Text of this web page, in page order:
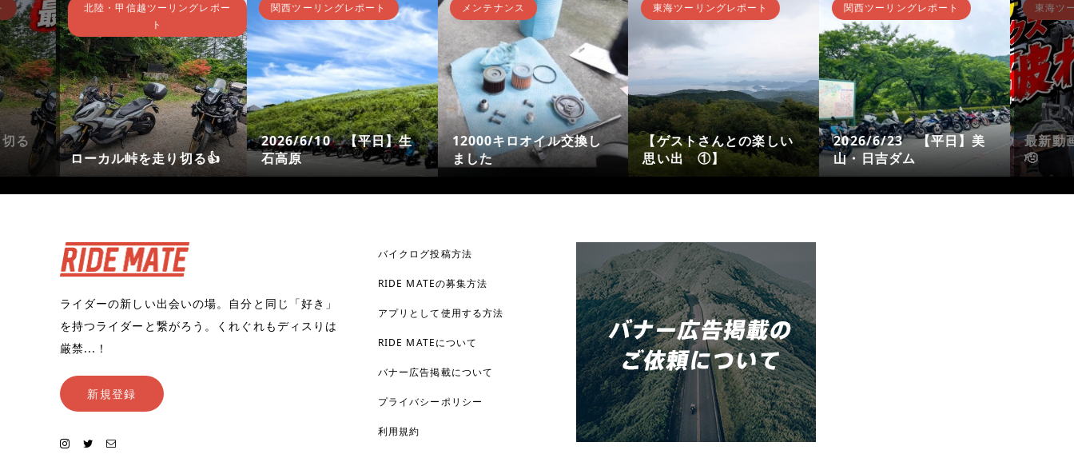
】生
メンテナンス
12000キロオイル交換し
ました
東海ツーリングレポート
【ゲストさんとの楽しい
思い出 ①】
関西ツーリングレポート
2026/6/23 【平日】美
山・日吉ダム
東海ツーリングレポート
最新動画と公開しました
🫡
関東ツーリングレポート
『初・初尽くしで…😁』
関西ツ
2026/
峰高原
ライダーの新しい出会いの場。自分と同じ「好き」
を持つライダーと繋がろう。くれぐれもディスりは
厳禁...！
新規登録
バイクログ投稿方法
RIDE MATEの募集方法
アプリとして使用する方法
RIDE MATEについて
バナー広告掲載について
プライバシーポリシー
利用規約